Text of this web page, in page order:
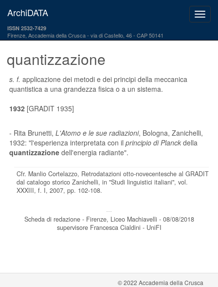
ArchiDATA
ISSN 2532-7429
Firenze, Accademia della Crusca via di Castello, 46 - CAP 50141
quantizzazione
s. f. applicazione dei metodi e dei principi della meccanica
quantistica a una grandezza fisica o a un sistema.
1932[GRADIT 1935]
- Rita Brunetti, L'Atomo e le sue radiazioni, Bologna, Zanichelli,
1932: "l'esperienza interpretata con il principio di Planckdella
quantizzazionedell'energia radiante".
Cfr. Manlio Cortelazzo, Retrodatazioni otto-novecentesche al GRADIT
dal catalogo storico Zanichelli, in "Studi linguistici italiani", vol.
XXXIII, f. I, 2007, pp. 102-108.
---
Scheda di redazione - Firenze, Liceo Machiavelli - 08/08/2018
supervisore Francesca Cialdini - UniFI
© 2022 Accademia della Crusca